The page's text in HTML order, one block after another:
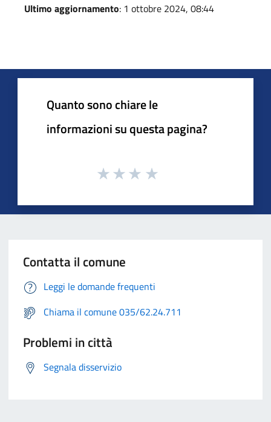
Ultimo aggiornamento: 1 ottobre 2024, 08:44
Quanto sono chiare le
informazioni su questa pagina?
Contatta il comune
Leggi le domande frequenti
Chiama il comune 035/62.24.711
Problemi in città
Segnala disservizio